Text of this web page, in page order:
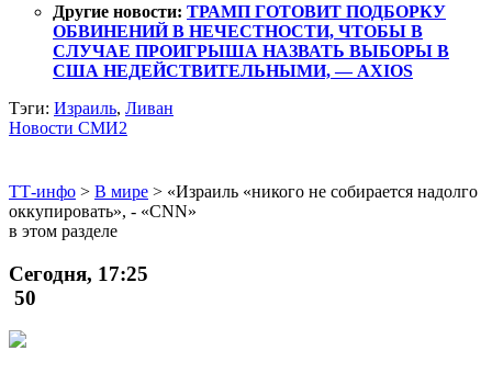
Другие новости: ТРАМП ГОТОВИТ ПОДБОРКУ
ОБВИНЕНИЙ В НЕЧЕСТНОСТИ, ЧТОБЫ В
СЛУЧАЕ ПРОИГРЫША НАЗВАТЬ ВЫБОРЫ В
США НЕДЕЙСТВИТЕЛЬНЫМИ, — AXIOS
Тэги: Израиль, Ливан
Новости СМИ2
ТТ-инфо > В мире > «Израиль «никого не собирается надолго
оккупировать», - «CNN»
в этом разделе
Сегодня, 17:25
50